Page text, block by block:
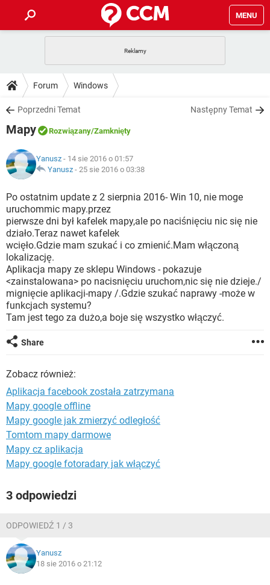
MENU
GRY
SPOTIFY
INSTAGRAM
WINDOWS 10
PORADY
PlayStation
INSTAGRAM
WINDOWS 10
DO POBRANIA
ANDROID
GRY
IOS NETFLIX
INSTAGRAM FACEBOOK
WINDOWS 10
FORUM
COVID-19
GRY
SPOTIFY NETFLIX
INSTAGRAM FACEBOOK
WINDOWS 10
ARTYKUŁY
TIKTOK
GRY
SPOTIFY
INSTAGRAM
WINDOWS 10
Forum Windows
Poprzedni Temat Następny Temat
Mapy Rozwiązany/Zamknięty
Yanusz - 14 sie 2016 o 01:57
Yanusz - 25 sie 2016 o 03:38
Po ostatnim update z 2 sierpnia 2016- Win 10, nie moge
uruchommic mapy.przez
pierwsze dni był kafelek mapy,ale po naciśnięciu nic się nie
działo.Teraz nawet kafelek
wcięło.Gdzie mam szukać i co zmienić.Mam włączoną
lokalizację.
Aplikacja mapy ze sklepu Windows - pokazuje
<zainstalowana> po nacisnięciu uruchom,nic się nie dzieje./
mignięcie aplikacji-mapy /.Gdzie szukać naprawy -może w
funkcjach systemu?
Tam jest tego za dużo,a boje się wszystko włączyć.
Share
Zobacz również:
Aplikacja facebook została zatrzymana
Mapy google offline
Mapy google jak zmierzyć odległość
Tomtom mapy darmowe
Mapy cz aplikacja
Mapy google fotoradary jak włączyć
3 odpowiedzi
ODPOWIEDŹ 1 / 3
Yanusz
18 sie 2016 o 21:12